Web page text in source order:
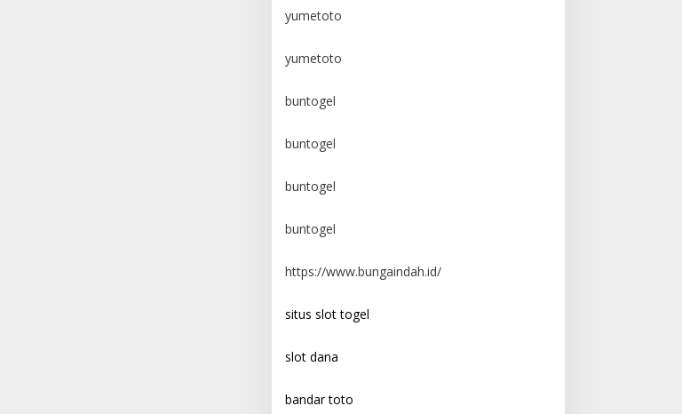
yumetoto
yumetoto
buntogel
buntogel
buntogel
buntogel
https://www.bungaindah.id/
situs slot togel
slot dana
bandar toto